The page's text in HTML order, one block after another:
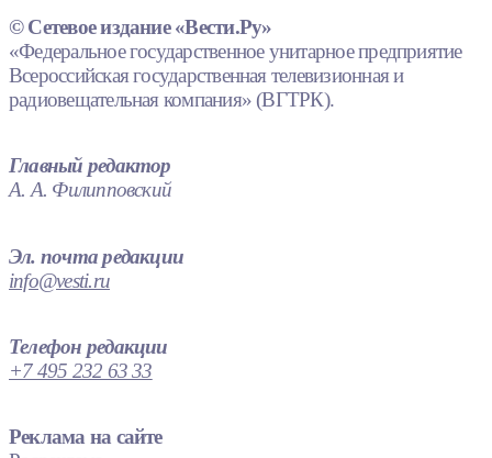
© Сетевое издание «Вести.Ру»
«Федеральное государственное унитарное предприятие
Всероссийская государственная телевизионная и
радиовещательная компания» (ВГТРК).
Главный редактор
А. А. Филипповский
Эл. почта редакции
info@vesti.ru
Телефон редакции
+7 495 232 63 33
Реклама на сайте